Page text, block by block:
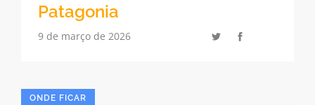
Patagonia
9 de março de 2026
ONDE FICAR